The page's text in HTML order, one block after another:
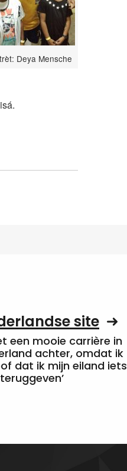
Deya Mensche
site
een mooie carrière in
achter, omdat ik
dat ik mijn eiland iets